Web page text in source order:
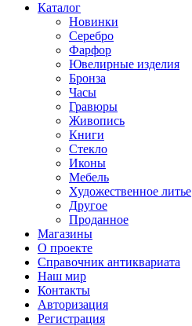
Каталог
Новинки
Серебро
Фарфор
Ювелирные изделия
Бронза
Часы
Гравюры
Живопись
Книги
Стекло
Иконы
Мебель
Художественное литье
Другое
Проданное
Магазины
О проекте
Справочник антиквариата
Наш мир
Контакты
Авторизация
Регистрация